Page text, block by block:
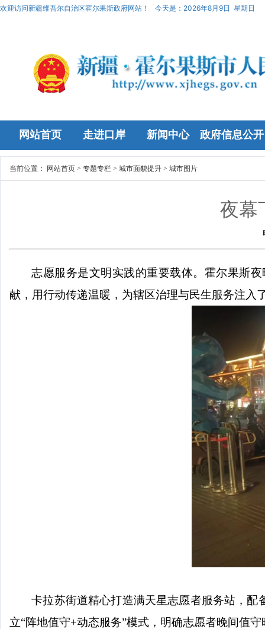
欢迎访问新疆维吾尔自治区霍尔果斯政府网站！ 今天是： 2026年8月9日 星期日
网站首页 走进口岸 新闻中心 政府信息公开
当前位置： 网站首页 > 专题专栏 > 城市面貌提升 > 城市图片
夜幕
志愿服务是文明实践的重要载体。霍尔果斯
献，用行动传递温暖，为辖区治理与民生服务注入
卡拉苏街道精心打造满天星志愿者服务站，
立“阵地值守+动态服务”模式，明确志愿者晚间值